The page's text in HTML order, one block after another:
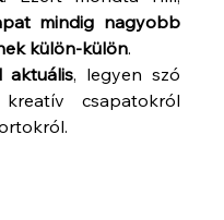
mindig nagyobb
külön-külön.
aktuális, legyen szó
csapatokról